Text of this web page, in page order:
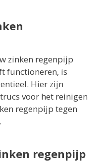
zinken regenpijp
functioneren, is
Hier zijn
voor het reinigen
regenpijp tegen
regenpijp